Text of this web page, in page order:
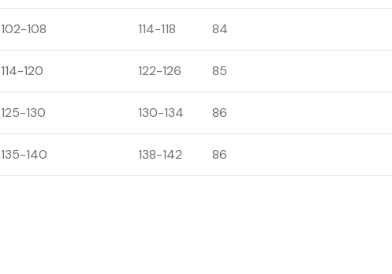
102-108 114-118 84
114-120 122-126 85
125-130 130-134 86
135-140 138-142 86